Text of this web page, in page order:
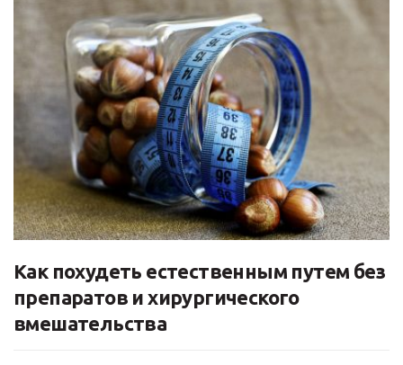
Как похудеть естественным путем без
препаратов и хирургического
вмешательства